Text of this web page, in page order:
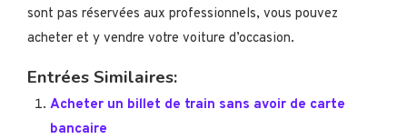
sont pas réservées aux professionnels, vous pouvez
acheter et y vendre votre voiture d’occasion.
Entrées Similaires:
Acheter un billet de train sans avoir de carte
bancaire